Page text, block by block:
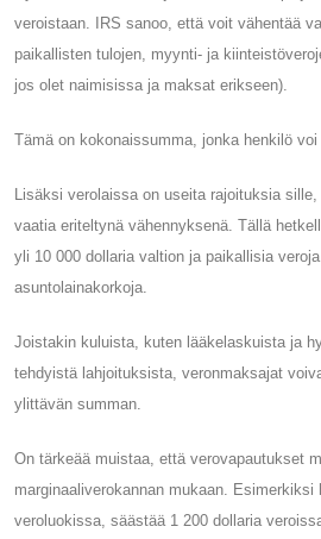
veroistaan. IRS sanoo, että voit vähentää
paikallisten tulojen, myynti- ja
jos olet naimisissa ja maksat erikseen).
Tämä on kokonaissumma, jonka henkilö voi
Lisäksi verolaissa on useita rajoituksia
vaatia eriteltynä vähennyksenä. Tällä
yli 10 000 dollaria valtion ja paikallisia
asuntolainakorkoja.
Joistakin kuluista, kuten lääkelaskuista ja
tehdyistä lahjoituksista, veronmaksajat
ylittävän summan.
On tärkeää muistaa, että verovapautukset
marginaaliverokannan mukaan.
veroluokissa, säästää 1 200 dollaria